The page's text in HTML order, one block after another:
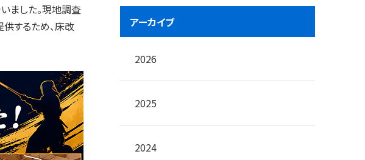
ました。現地調査
するため、床改
アーカイブ
2026
2025
2024